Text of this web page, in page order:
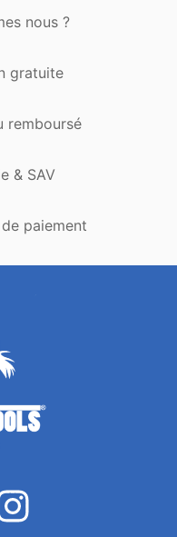
nous ?
gratuite
remboursé
& SAV
paiement